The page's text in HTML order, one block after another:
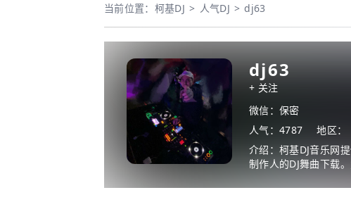
当前位置： 柯基DJ > 人气DJ > dj63
dj63
+ 关注
微信：保密
人气：4787
地区：
介绍：柯基DJ音乐网
制作人的DJ舞曲下载